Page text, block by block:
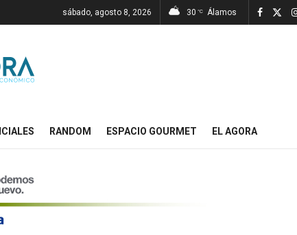
sábado, agosto 8, 2026 30 °C Álamos
RANDOM ESPACIO GOURMET EL AGORA